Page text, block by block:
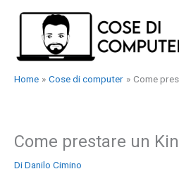
Home Cose di computer Come
Come prestare un
DiDanilo Cimino